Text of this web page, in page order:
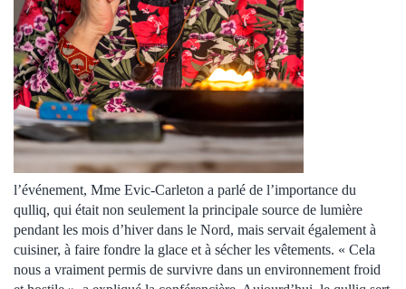
l’événement, Mme Evic-Carleton a parlé de l’importance du
qulliq, qui était non seulement la principale source de lumière
pendant les mois d’hiver dans le Nord, mais servait également à
cuisiner, à faire fondre la glace et à sécher les vêtements. « Cela
nous a vraiment permis de survivre dans un environnement froid